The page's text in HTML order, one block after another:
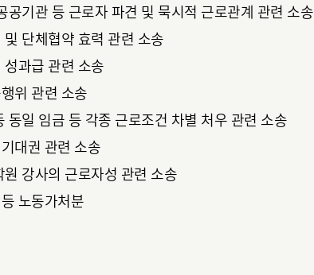
공기관 등 근로자 파견 및 묵시적 근로관계 관련 소송
단체협약 효력 관련 소송
과급 관련 소송
위 관련 소송
동일 임금 등 각종 근로조건 차별 처우 관련 소송
대권 관련 소송
강사의 근로자성 관련 소송
노동가처분